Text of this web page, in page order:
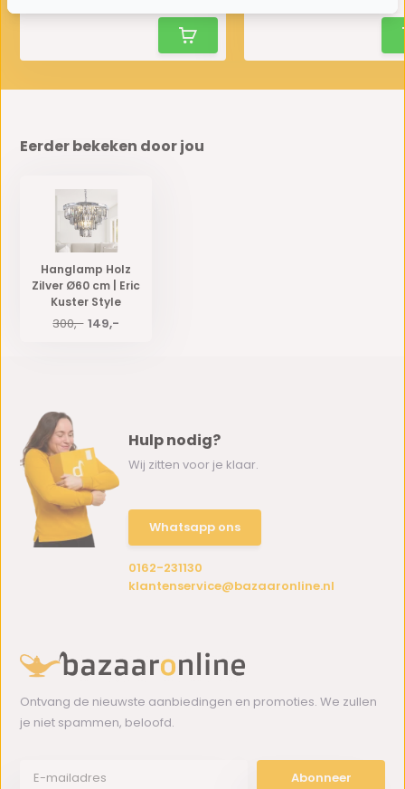
Eerder bekeken door jou
Hanglamp Holz
Zilver Ø60 cm | Eric
Kuster Style
300,- 149,-
Hulp nodig?
Wij zitten voor je klaar.
Whatsapp ons
0162-231130
klantenservice@bazaaronline.nl
Ontvang de nieuwste aanbiedingen en promoties. We zullen
je niet spammen, beloofd.
Abonneer